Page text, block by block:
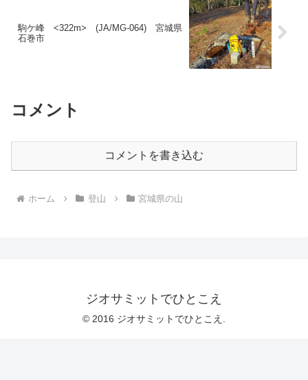
駒ケ峰 <322m> (JA/MG-064) 宮城県
石巻市
コメント
コメントを書き込む
ホーム 登山 宮城県の山
ジオサミットでひとこえ
© 2016 ジオサミットでひとこえ.